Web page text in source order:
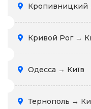
Кропивницкий
Кривой Рог →
Одесса → Київ
Тернополь →